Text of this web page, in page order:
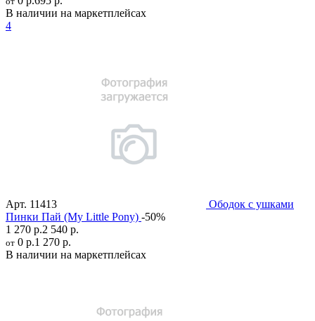
В наличии на маркетплейсах
4
Арт. 11413
Ободок с ушками
Пинки Пай (My Little Pony) -50%
1 270 р.2 540 р.
от 0 р.1 270 р.
В наличии на маркетплейсах